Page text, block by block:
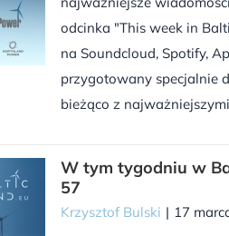
odcinka "This week in
na Soundcloud, Spotify,
przygotowany specjalnie
bieżąco z
W tym tygodniu w
57
Krzysztof Bulski | 17